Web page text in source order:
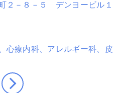
２－８－５ デンヨービル１
心療内科、アレルギー科、皮